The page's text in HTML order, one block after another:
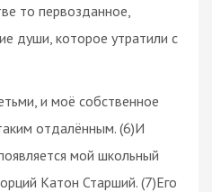
то первозданное,
души, которое утратили с
и моё собственное
отдалённым. (6)И
мой школьный
Катон Старший. (7)Его